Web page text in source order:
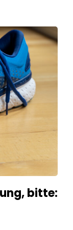
bitte: